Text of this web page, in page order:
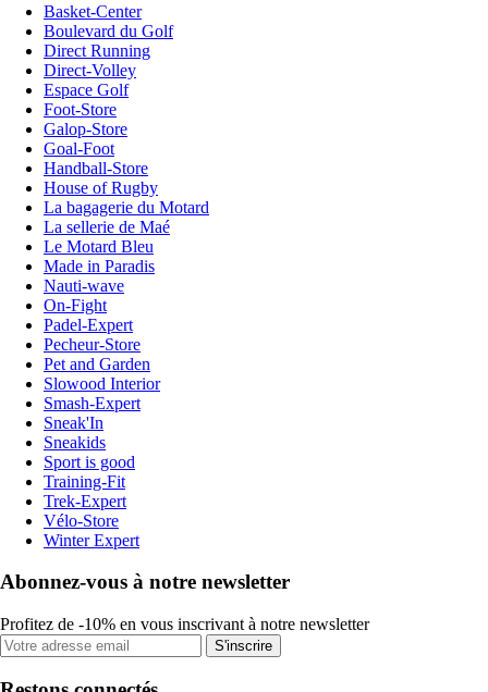
Basket-Center
Boulevard du Golf
Direct Running
Direct-Volley
Espace Golf
Foot-Store
Galop-Store
Goal-Foot
Handball-Store
House of Rugby
La bagagerie du Motard
La sellerie de Maé
Le Motard Bleu
Made in Paradis
Nauti-wave
On-Fight
Padel-Expert
Pecheur-Store
Pet and Garden
Slowood Interior
Smash-Expert
Sneak'In
Sneakids
Sport is good
Training-Fit
Trek-Expert
Vélo-Store
Winter Expert
Abonnez-vous à notre newsletter
Profitez de -10% en vous inscrivant à notre newsletter
S'inscrire